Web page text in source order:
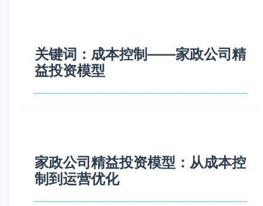
关键词：成本控制——家政公司精
益投资模型
家政公司精益投资模型：从成本控
制到运营优化